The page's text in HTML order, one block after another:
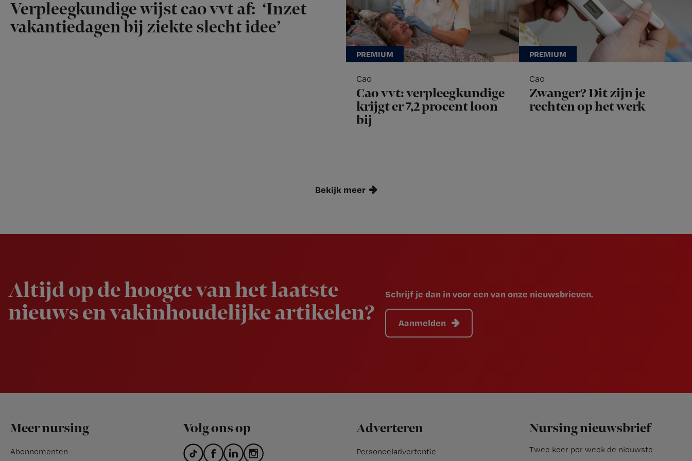
Verpleegkundige wijst cao vvt af: ‘Inzet
vakantiedagen bij ziekte slecht idee’
Cao
Cao vvt: verpleegkundige
krijgt er 7,2 procent loon
bij
Cao
Zwanger? Dit zijn je
rechten op het werk
Bekijk meer
Altijd op de hoogte van het laatste
nieuws en vakinhoudelijke artikelen?
Schrijf je dan in voor een van onze nieuwsbrieven.
Aanmelden
Footer
Meer nursing
Abonnementen
Volg ons op Adverteren
Personeeladvertentie
Nursing nieuwsbrief
Twee keer per week de nieuwste